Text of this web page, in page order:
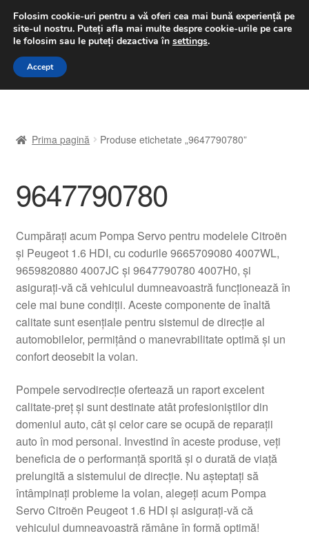
LIVRARE de la 33 lei
luni-vineri 9 a.m. - 4 p.m.031 229 6816
Sari
Sari
A lua legatura
Contul meu
Despre noi
Finalizare comandă
Livrare
Plângere
Plățile
Politică de confidențialitate
Procedura de reclamație
Prima pagină Produse etichetate „9647790780”
9647790780
Cumpărați acum Pompa Servo pentru modelele Citroën
și Peugeot 1.6 HDI, cu codurile 9665709080 4007WL,
9659820880 4007JC și 9647790780 4007H0, și
asigurați-vă că vehiculul dumneavoastră funcționează în
cele mai bune condiții. Aceste componente de înaltă
calitate sunt esențiale pentru sistemul de direcție al
automobilelor, permițând o manevrabilitate optimă și un
confort deosebit la volan.
Pompele servodirecție ofertează un raport excelent
calitate-preț și sunt destinate atât profesioniștilor din
domeniul auto, cât și celor care se ocupă de reparații
auto în mod personal. Investind în aceste produse, veți
beneficia de o performanță sporită și o durată de viață
prelungită a sistemului de direcție. Nu așteptați să
întâmpinați probleme la volan, alegeți acum Pompa
Servo Citroën Peugeot 1.6 HDI și asigurați-vă că
vehiculul dumneavoastră rămâne în formă optimă!
Folosim cookie-uri pentru a vă oferi cea mai bună experiență pe
site-ul nostru. Puteți afla mai multe despre cookie-urile pe care
le folosim sau le puteți dezactiva în settings.
Accept